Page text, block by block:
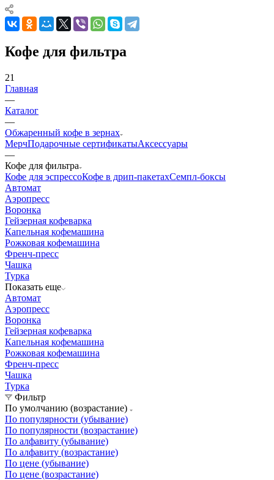
Кофе для фильтра
21
Главная
—
Каталог
—
Обжаренный кофе в зернах
МерчПодарочные сертификатыАксессуары
—
Кофе для фильтра
Кофе для эспрессоКофе в дрип-пакетахСемпл-боксы
Автомат
Аэропресс
Воронка
Гейзерная кофеварка
Капельная кофемашина
Рожковая кофемашина
Френч-пресс
Чашка
Турка
Показать еще
Автомат
Аэропресс
Воронка
Гейзерная кофеварка
Капельная кофемашина
Рожковая кофемашина
Френч-пресс
Чашка
Турка
Фильтр
По умолчанию (возрастание)
По популярности (убывание)
По популярности (возрастание)
По алфавиту (убывание)
По алфавиту (возрастание)
По цене (убывание)
По цене (возрастание)